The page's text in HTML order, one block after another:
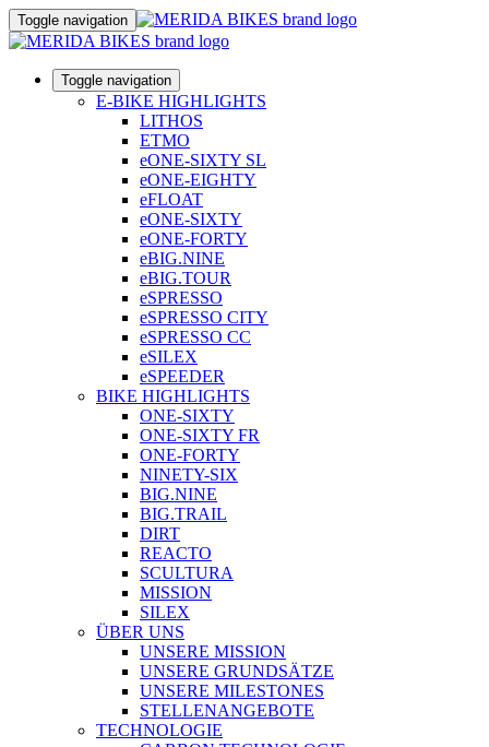
Toggle navigation
Toggle navigation
E-BIKE HIGHLIGHTS
LITHOS
ETMO
eONE-SIXTY SL
eONE-EIGHTY
eFLOAT
eONE-SIXTY
eONE-FORTY
eBIG.NINE
eBIG.TOUR
eSPRESSO
eSPRESSO CITY
eSPRESSO CC
eSILEX
eSPEEDER
BIKE HIGHLIGHTS
ONE-SIXTY
ONE-SIXTY FR
ONE-FORTY
NINETY-SIX
BIG.NINE
BIG.TRAIL
DIRT
REACTO
SCULTURA
MISSION
SILEX
ÜBER UNS
UNSERE MISSION
UNSERE GRUNDSÄTZE
UNSERE MILESTONES
STELLENANGEBOTE
TECHNOLOGIE